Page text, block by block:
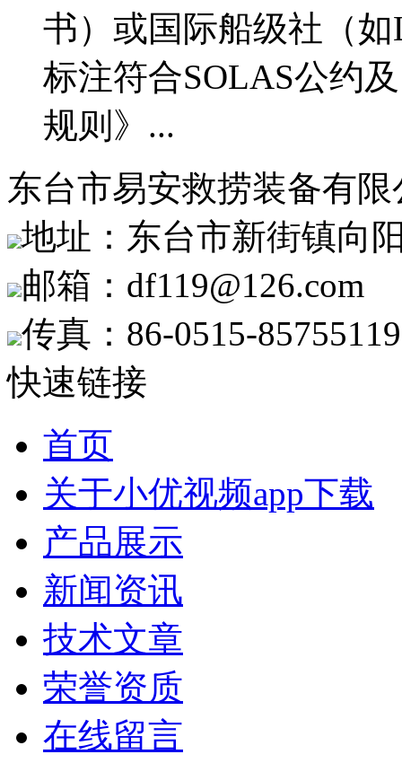
书）或国际船级社（
标注符合SOLAS公约
规则》...
东台市易安救捞装备有限
地址：东台市新街镇向
邮箱：df119@126.com
传真：86-0515-85755119
快速链接
首页
关于小优视频app下载
产品展示
新闻资讯
技术文章
荣誉资质
在线留言